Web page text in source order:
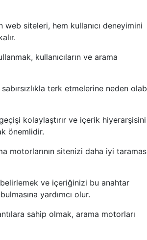
siteleri, hem kullanıcı deneyimini
kullanıcıların ve arama
terk etmelerine neden
kolaylaştırır ve içerik hiyerarşisini
önemlidir.
motorlarının sitenizi daha iyi
ve içeriğinizi bu anahtar
yardımcı olur.
sahip olmak, arama motorları